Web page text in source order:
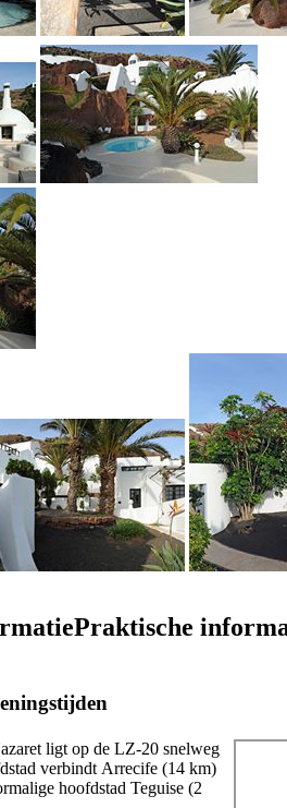
Praktische
ligt op de LZ-20 snelweg
verbindt Arrecife (14 km)
hoofdstad Teguise (2